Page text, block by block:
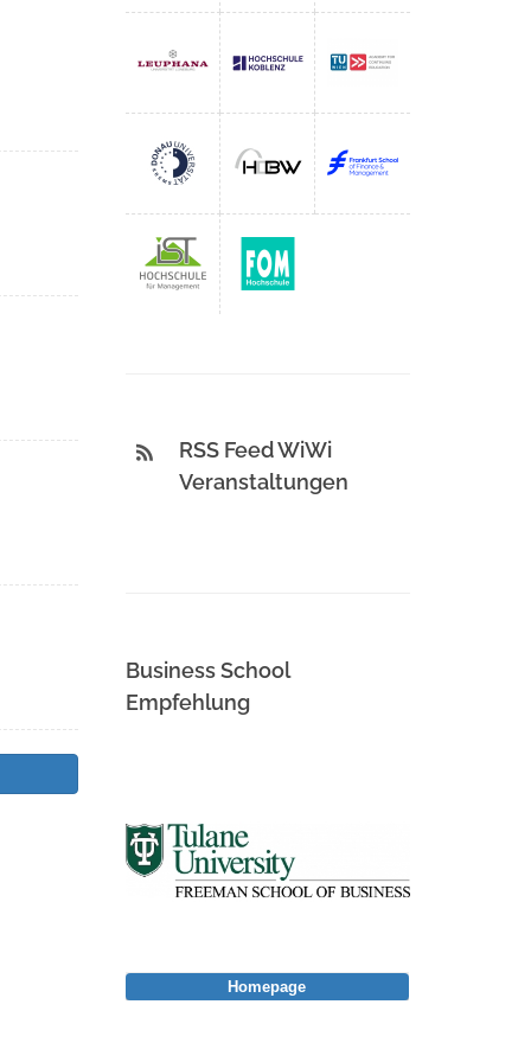
RSS Feed WiWi
Veranstaltungen
Business School
Empfehlung
Homepage